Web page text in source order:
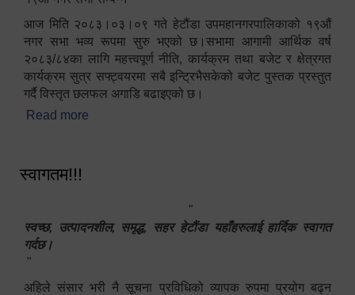
आज मिति २०८३।०३।०९ गते हेटौंडा उपमहानगरपालिकाको १९औं
नगर सभा भव्य रूपमा सुरु भएको छ।सभामा आगामी आर्थिक वर्ष
२०८३/८४का लागि महत्त्वपूर्ण नीति, कार्यक्रम तथा बजेट र क्षेत्रगत
कार्यक्रम सुत्र सफ्ट्वयरमा सबै इन्ट्रिभैसकेको बजेट पुस्तक प्रस्तुत
गर्दै विस्तृत छलफल अगाडि बढाइएको छ।
Read more
स्वागतम!!!
"
स्वच्छ, उत्पादनशील, समृद्ध, सहर हेटौंडा यहाँहरुलाई हार्दिक स्वागत
गर्दछ।
"
अहिले संसार भरी नै सूचना प्रविधिको व्यापक रुपमा प्रयोग बढ्न